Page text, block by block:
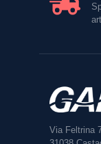
Via Feltrina